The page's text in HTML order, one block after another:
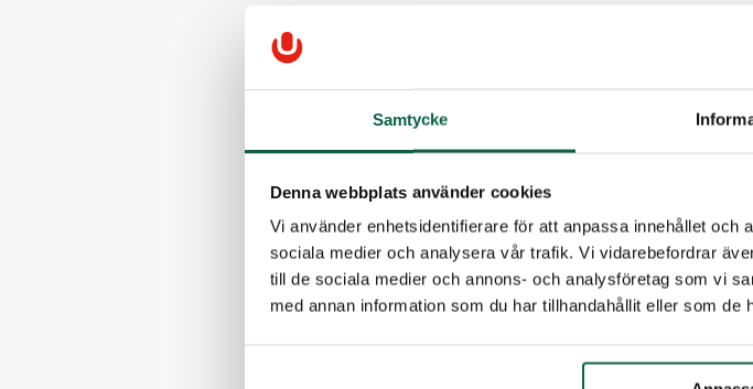
Samtycke
Denna webbplats använder cookies
Vi använder enhetsidentifierare för att anpassa innehållet och
sociala medier och analysera vår trafik. Vi vidarebefordrar
till de sociala medier och annons- och analysföretag som vi
med annan information som du har tillhandahållit eller som